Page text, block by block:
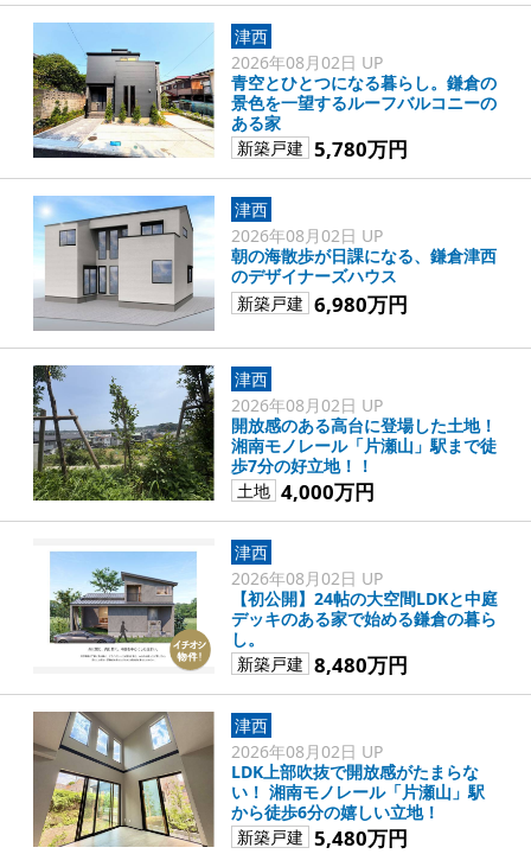
津西
2026年08月02日 UP
青空とひとつになる暮らし。鎌倉の
景色を一望するルーフバルコニーの
ある家
新築戸建 5,780万円
津西
2026年08月02日 UP
朝の海散歩が日課になる、鎌倉津西
のデザイナーズハウス
新築戸建 6,980万円
津西
2026年08月02日 UP
開放感のある高台に登場した土地！
湘南モノレール「片瀬山」駅まで徒
歩7分の好立地！！
土地 4,000万円
津西
2026年08月02日 UP
【初公開】24帖の大空間LDKと中庭
デッキのある家で始める鎌倉の暮ら
し。
新築戸建 8,480万円
津西
2026年08月02日 UP
LDK上部吹抜で開放感がたまらな
い！ 湘南モノレール「片瀬山」駅
から徒歩6分の嬉しい立地！
新築戸建 5,480万円